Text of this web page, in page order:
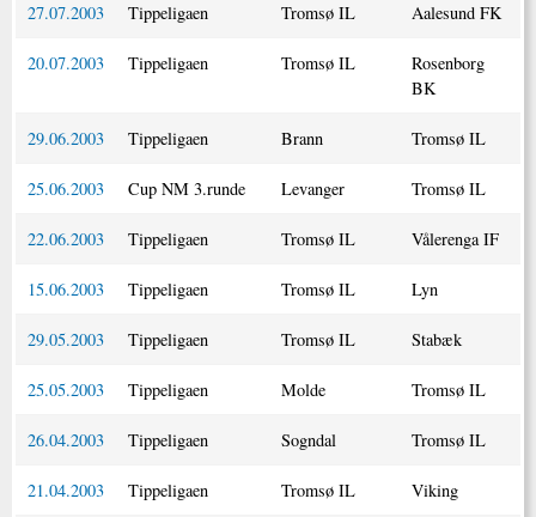
27.07.2003 Tippeligaen Tromsø IL Aalesund FK
20.07.2003 Tippeligaen Tromsø IL
Rosenborg
BK
29.06.2003 Tippeligaen Brann Tromsø IL
25.06.2003 Cup NM 3.runde Levanger Tromsø IL
22.06.2003 Tippeligaen Tromsø IL Vålerenga IF
15.06.2003 Tippeligaen Tromsø IL Lyn
29.05.2003 Tippeligaen Tromsø IL Stabæk
25.05.2003 Tippeligaen Molde Tromsø IL
26.04.2003 Tippeligaen Sogndal Tromsø IL
21.04.2003 Tippeligaen Tromsø IL Viking